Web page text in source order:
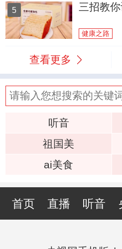
5 三招教
健康之路
查看更多
听音
祖国美
ai美食
首页 直播 听音